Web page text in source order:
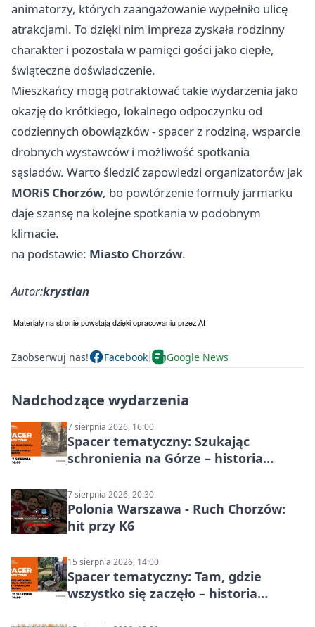
animatorzy, których zaangażowanie wypełniło ulicę
atrakcjami. To dzięki nim impreza zyskała rodzinny
charakter i pozostała w pamięci gości jako ciepłe,
świąteczne doświadczenie.
Mieszkańcy mogą potraktować takie wydarzenia jako
okazję do krótkiego, lokalnego odpoczynku od
codziennych obowiązków - spacer z rodziną, wsparcie
drobnych wystawców i możliwość spotkania
sąsiadów. Warto śledzić zapowiedzi organizatorów jak
MORiS Chorzów, bo powtórzenie formuły jarmarku
daje szansę na kolejne spotkania w podobnym
klimacie.
na podstawie: Miasto Chorzów.
Autor:krystian
Zaobserwuj nas! Facebook Google News
Nadchodzące wydarzenia
7 sierpnia 2026, 16:00
Spacer tematyczny: Szukając
schronienia na Górze – historia
7 sierpnia 2026, 20:30
Polonia Warszawa - Ruch Chorzów:
hit przy K6
15 sierpnia 2026, 14:00
Spacer tematyczny: Tam, gdzie
wszystko się zaczęło – historia